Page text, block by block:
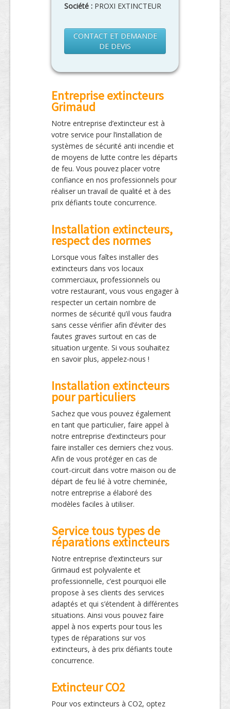
Société : PROXI EXTINCTEUR
CONTACT ET DEMANDE
DE DEVIS
Entreprise extincteurs
Grimaud
Notre entreprise d’extincteur est à
votre service pour l’installation de
systèmes de sécurité anti incendie et
de moyens de lutte contre les départs
de feu. Vous pouvez placer votre
confiance en nos professionnels pour
réaliser un travail de qualité et à des
prix défiants toute concurrence.
Installation extincteurs,
respect des normes
Lorsque vous faîtes installer des
extincteurs dans vos locaux
commerciaux, professionnels ou
votre restaurant, vous vous engager à
respecter un certain nombre de
normes de sécurité qu’il vous faudra
sans cesse vérifier afin d’éviter des
fautes graves surtout en cas de
situation urgente. Si vous souhaitez
en savoir plus, appelez-nous !
Installation extincteurs
pour particuliers
Sachez que vous pouvez également
en tant que particulier, faire appel à
notre entreprise d’extincteurs pour
faire installer ces derniers chez vous.
Afin de vous protéger en cas de
court-circuit dans votre maison ou de
départ de feu lié à votre cheminée,
notre entreprise a élaboré des
modèles faciles à utiliser.
Service tous types de
réparations extincteurs
Notre entreprise d’extincteurs sur
Grimaud est polyvalente et
professionnelle, c’est pourquoi elle
propose à ses clients des services
adaptés et qui s’étendent à différentes
situations. Ainsi vous pouvez faire
appel à nos experts pour tous les
types de réparations sur vos
extincteurs, à des prix défiants toute
concurrence.
Extincteur CO2
Pour vos extincteurs à CO2, optez